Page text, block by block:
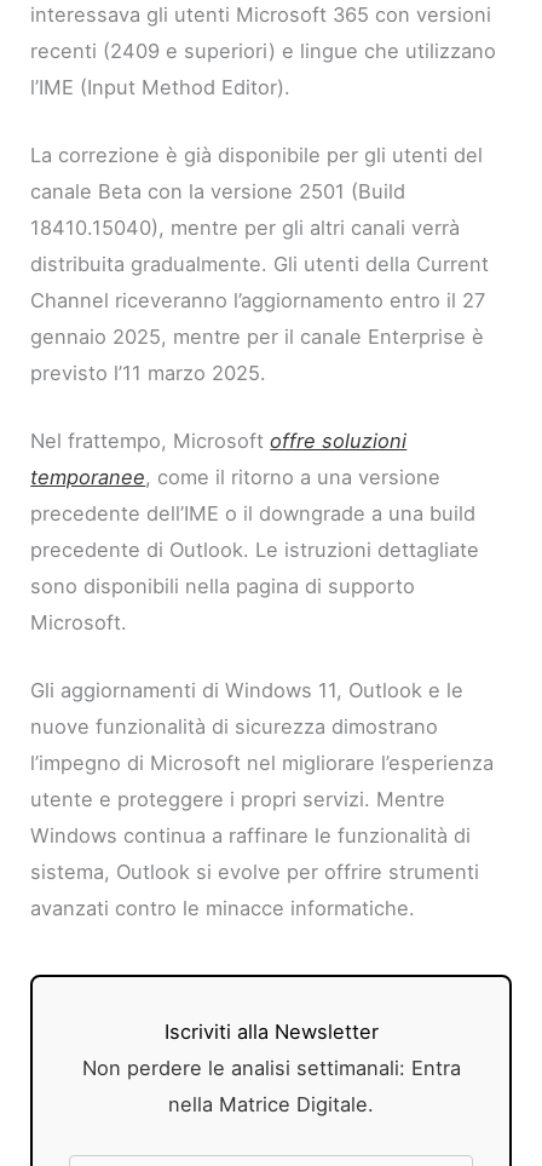
interessava gli utenti Microsoft 365 con versioni
recenti (2409 e superiori) e lingue che utilizzano
l’IME (Input Method Editor).
La correzione è già disponibile per gli utenti del
canale Beta con la versione 2501 (Build
18410.15040), mentre per gli altri canali verrà
distribuita gradualmente. Gli utenti della Current
Channel riceveranno l’aggiornamento entro il 27
gennaio 2025, mentre per il canale Enterprise è
previsto l’11 marzo 2025.
Nel frattempo, Microsoft offre soluzioni
temporanee, come il ritorno a una versione
precedente dell’IME o il downgrade a una build
precedente di Outlook. Le istruzioni dettagliate
sono disponibili nella pagina di supporto
Microsoft.
Gli aggiornamenti di Windows 11, Outlook e le
nuove funzionalità di sicurezza dimostrano
l’impegno di Microsoft nel migliorare l’esperienza
utente e proteggere i propri servizi. Mentre
Windows continua a raffinare le funzionalità di
sistema, Outlook si evolve per offrire strumenti
avanzati contro le minacce informatiche.
Iscriviti alla Newsletter
Non perdere le analisi settimanali: Entra
nella Matrice Digitale.